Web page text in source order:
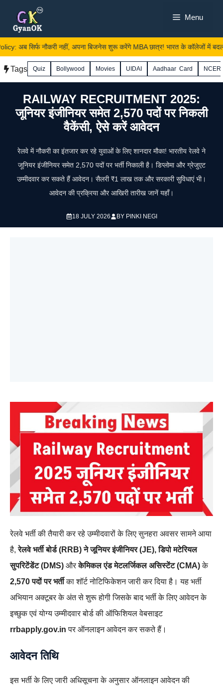
content
Menu
अब सिर्फ नौकरी नहीं, अपना बिजनेस शुरू करेंगे MBA छात्र! भारत के कॉलेजों में बदल
Tags Quiz Bollywood Movies UIDAI Aadhaar Card
RAILWAY RECRUITMENT 2025:
जूनियर इंजीनियर समेत 2,570 पदों पर निकली
वैकेंसी, ऐसे करें आवेदन
रेलवे में नौकरी का इंतजार कर रहे युवाओं के लिए शानदार मौका! भारतीय रेलवे ने
जूनियर इंजीनियर समेत 2,570 पदों पर भर्ती निकाली है। डिप्लोमा और ग्रेजुएट
उम्मीदवार कर सकते हैं आवेदन। सैलरी ₹1 लाख तक और सरकारी सुविधाएं भी।
आवेदन की प्रक्रिया और आखिरी तारीख जानें यहाँ।
18 JULY 2026 BY PINKI NEGI
रेलवे भर्ती की तैयारी कर रहे उम्मीदवारों के लिए सुनहरा अवसर सामने आया
है,रेलवे भर्ती बोर्ड (RRB) ने जूनियर इंजीनियर (JE), डिपो मटेरियल
सुपरिटेंडेंट (DMS) औरकेमिकल एंड मेटलर्जिकल असिस्टेंट (CMA)के
2,570 पदों पर भर्तीका शॉर्ट नोटिफिकेशन जारी कर दिया है। यह भर्ती
अभियान अक्टूबर के अंत से शुरू होगी जिसके बाद भर्ती के लिए आवेदन के
इच्छुक एवं योग्य उम्मीदवार बोर्ड की ऑफिशियल वेबसाइट
rrbapply.gov.inपर ऑनलाइन आवेदन कर सकते हैं।
आवेदन तिथि
इस भर्ती के लिए जारी अधिसूचना के अनुसार ऑनलाइन आवेदन की